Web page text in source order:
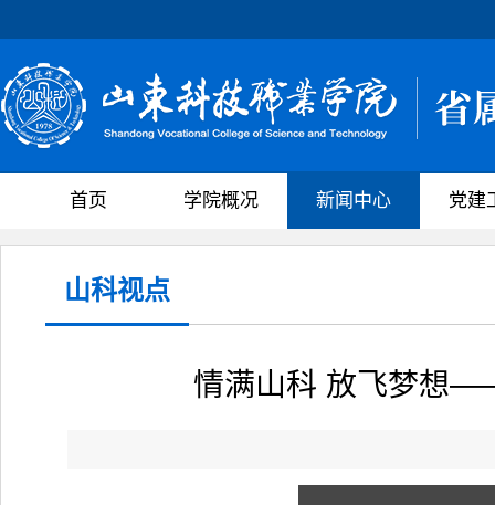
首页 学院概况 新闻中心 党建
山科视点
情满山科 放飞梦想